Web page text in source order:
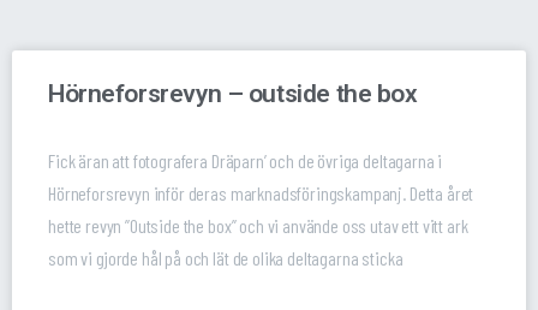
Hörneforsrevyn – outside the box
Fick äran att fotografera Dräparn’ och de övriga deltagarna i
Hörneforsrevyn inför deras marknadsföringskampanj. Detta året
hette revyn ”Outside the box” och vi använde oss utav ett vitt ark
som vi gjorde hål på och lät de olika deltagarna sticka